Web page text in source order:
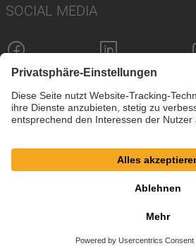
SOCIAL MEDIA
© SAF-HOLLAND SE
Datenschutz
Cookie-Einstellungen
AGB